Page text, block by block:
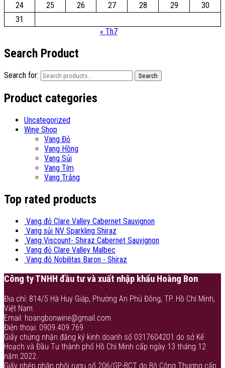
24
25 26 27 28 29
30
31
« Th7
Search Product
Search for: Search
Product categories
Uncategorized
Wine Shop
Vang Đỏ
Vang Hồng
Vang Sủi
Vang Tím
Vang Trắng
Top rated products
Vang đỏ Clare Valley Cabernet Sauvignon
Vang sủi NV Sparkling Shiraz
Vang Viscount- Shiraz Cabernet Sauvignon
Vang đỏ Clare Valley Malbec
Vang đỏ Nobilitas Baron - Shiraz
Công ty TNHH đầu tư và xuất nhập khẩu Hoàng Bon
Địa chỉ: 814/5 Hà Huy Giáp, Phường An Phú Đông, TP. Hồ Chí Minh,
Việt Nam.
Email: hoangbonwine@gmail.com
Điện thoại: 0909.409.769
Giấy chứng nhận đăng ký kinh doanh số 0317604201 do sở Kế
Hoạch và Đầu Tư thành phố Hồ Chí Minh cấp ngày 13 tháng 12
năm 2022.
Giấy phép phân phối rượu số 206/GP-BCT do Bộ Công Thương cấp